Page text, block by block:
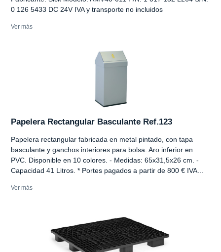
0 126 5433 DC 24V IVA y transporte no incluidos
Ver más
Papelera Rectangular Basculante Ref.123
Papelera rectangular fabricada en metal pintado, con tapa
basculante y ganchos interiores para bolsa. Aro inferior en
PVC. Disponible en 10 colores. - Medidas: 65x31,5x26 cm. -
Capacidad 41 Litros. * Portes pagados a partir de 800 € IVA...
Ver más